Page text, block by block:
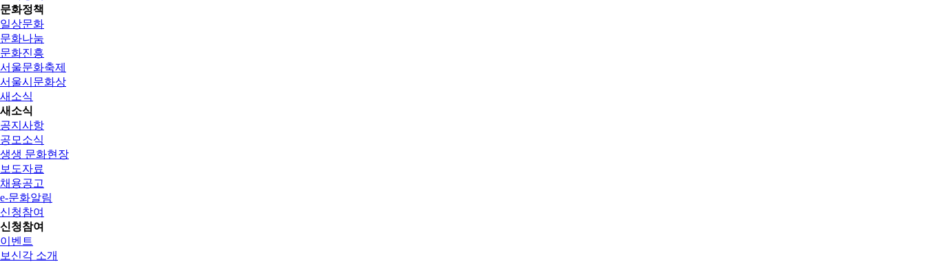
문화정책
일상문화
문화나눔
문화진흥
서울문화축제
서울시문화상
새소식
새소식
공지사항
공모소식
생생 문화현장
보도자료
채용공고
e-문화알림
신청참여
신청참여
이벤트
보신각 소개